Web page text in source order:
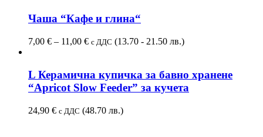
Чаша “Кафе и глина“
7,00 € – 11,00 € с ДДС (13.70 - 21.50 лв.)
L Керамична купичка за бавно хранене
“Apricot Slow Feeder” за кучета
24,90 € с ДДС (48.70 лв.)